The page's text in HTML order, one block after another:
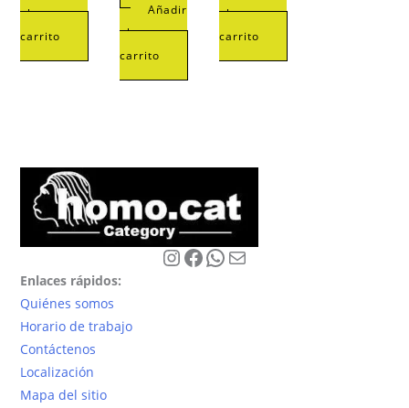
al
carrito
Añadir
al
carrito
al
carrito
Instagram
Facebook
WhatsApp
Correo electrónico
Enlaces rápidos:
Quiénes somos
Horario de trabajo
Contáctenos
Localización
Mapa del sitio